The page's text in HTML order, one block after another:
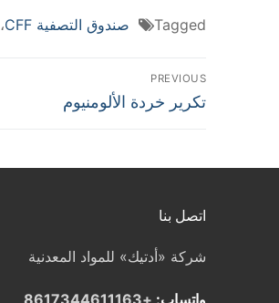
Tagged صندوق التصفية CFF ،
تصفّح
المقالات
PREVIOUS
Previous
تكرير خردة الألومنيوم
اتصل بنا
شركة «أدتيك» للمواد المعدنية